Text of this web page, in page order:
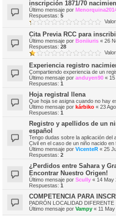
inscripción 1871/70
Último mensaje por
Respuestas: 5
Cita Previa RCC para
Último mensaje por Boniiuris « 26
Respuestas: 28
Experiencia registro
Compartiendo experiencia de un
Último mensaje por anduyen90 «
Respuestas: 1
Hoja registral llena
Que hoja se asigna cuando no hay
Último mensaje por kárbiko « 23
Respuestas: 1
Registro y apellidos de un
español
Tengo dudas sobre la aplicación del
Civil en el caso de un niño nacido en
Último mensaje por VicenteR « 25
Respuestas: 2
¿Perdidos entre Sahara y
Encontrar Nuestro Origen!
Último mensaje por Scully « 14 May
Respuestas: 1
COMPETENCIA PARA
PADRÓN LOCALIDAD DIFERENTE
Último mensaje por Vampy « 11